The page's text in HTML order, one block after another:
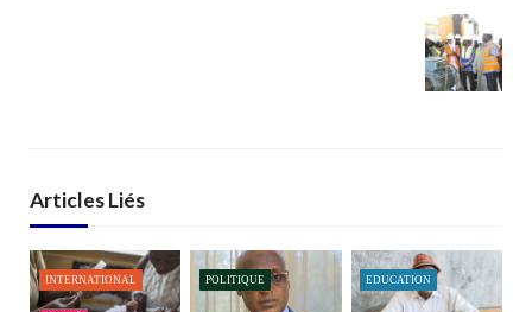
Articles Liés
INTERNATIONAL POLITIQUE EDUCATION